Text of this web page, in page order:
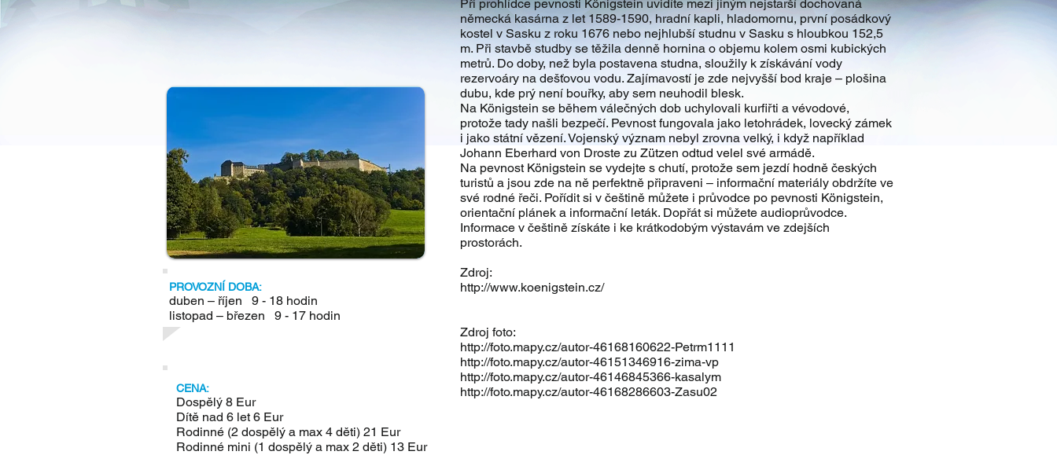
Při prohlídce pevnosti Königstein uvidíte mezi jiným nejstarší dochovaná
německá kasárna z let 1589-1590, hradní kapli, hladomornu, první posádkový
kostel v Sasku z roku 1676 nebo nejhlubší studnu v Sasku s hloubkou 152,5
m. Při stavbě studby se těžila denně hornina o objemu kolem osmi kubických
metrů. Do doby, než byla postavena studna, sloužily k získávání vody
rezervoáry na dešťovou vodu. Zajímavostí je zde nejvyšší bod kraje – plošina
dubu, kde prý není bouřky, aby sem neuhodil blesk.
Na Königstein se během válečných dob uchylovali kurfiřti a vévodové,
protože tady našli bezpečí. Pevnost fungovala jako letohrádek, lovecký zámek
i jako státní vězení. Vojenský význam nebyl zrovna velký, i když například
Johann Eberhard von Droste zu Zützen odtud velel své armádě.
Na pevnost Königstein se vydejte s chutí, protože sem jezdí hodně českých
turistů a jsou zde na ně perfektně připraveni – informační materiály obdržíte ve
své rodné řeči. Pořídit si v češtině můžete i průvodce po pevnosti Königstein,
orientační plánek a informační leták. Dopřát si můžete audioprůvodce.
Informace v češtině získáte i ke krátkodobým výstavám ve zdejších
prostorách.
Zdroj:
http://www.koenigstein.cz/
Zdroj foto:
http://foto.mapy.cz/autor-46168160622-Petrm1111
http://foto.mapy.cz/autor-46151346916-zima-vp
http://foto.mapy.cz/autor-46146845366-kasalym
http://foto.mapy.cz/autor-46168286603-Zasu02
PROVOZNÍ DOBA:
duben – říjen 9 - 18 hodin
listopad – březen 9 - 17 hodin
CENA:
Dospělý 8 Eur
Dítě nad 6 let 6 Eur
Rodinné (2 dospělý a max 4 děti) 21 Eur
Rodinné mini (1 dospělý a max 2 děti) 13 Eur